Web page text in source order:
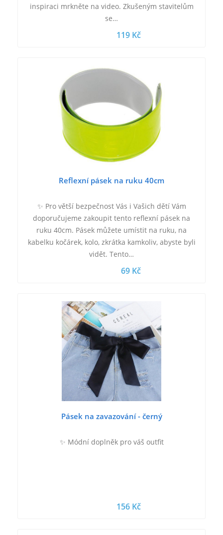
inspiraci mrkněte na video. Zkušeným stavitelům
se…
119 Kč
Reflexní pásek na ruku 40cm
✨ Pro větší bezpečnost Vás i Vašich dětí Vám
doporučujeme zakoupit tento reflexní pásek na
ruku 40cm. Pásek můžete umístit na ruku, na
kabelku kočárek, kolo, zkrátka kamkoliv, abyste byli
vidět. Tento…
69 Kč
Pásek na zavazování - černý
✨ Módní doplněk pro váš outfit
156 Kč